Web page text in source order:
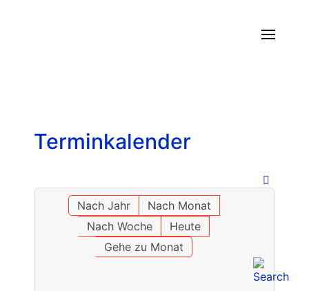
Terminkalender
Nach Jahr
Nach Monat
Nach Woche
Heute
Gehe zu Monat